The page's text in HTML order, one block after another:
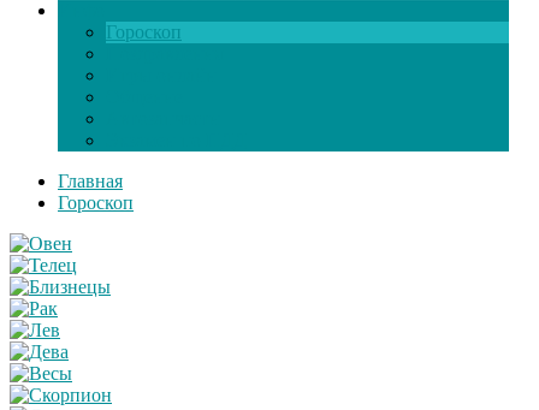
Гороскоп
Главная
Гороскоп